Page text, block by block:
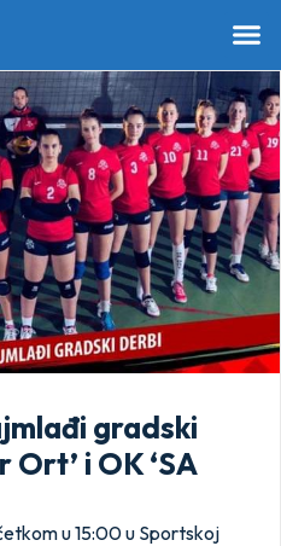
gradski
Ort’ i OK ‘SA
u 15:00 u Sportskoj